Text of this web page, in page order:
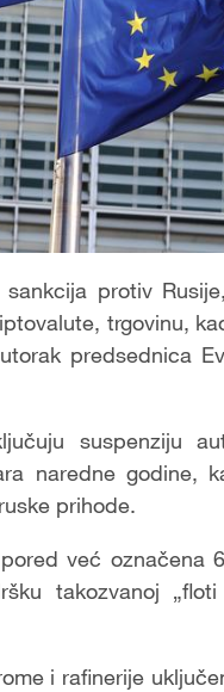
protiv
trgovinu,
predsednica
suspenziju
naredne godine,
prihode.
već označena
takozvanoj
i rafinerije